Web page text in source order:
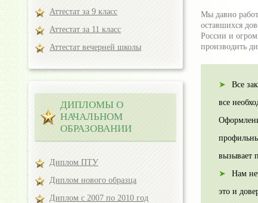
Мы давно
оставшихся
России и
производить
Все
все
вызывает
Нам
это и
Аттестат за 9 класс
Аттестат за 11 класс
Аттестат вечерней школы
ДИПЛОМЫ О
НАЧАЛЬНОМ
ОБРАЗОВАНИИ
Диплом ПТУ
Диплом нового образца
Диплом с 2007 по 2010 год